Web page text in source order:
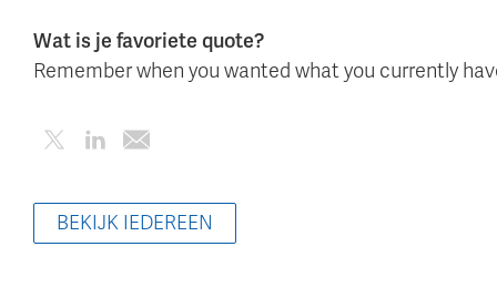
Wat is je favoriete quote?
Remember when you wanted what you currently
BEKIJK IEDEREEN